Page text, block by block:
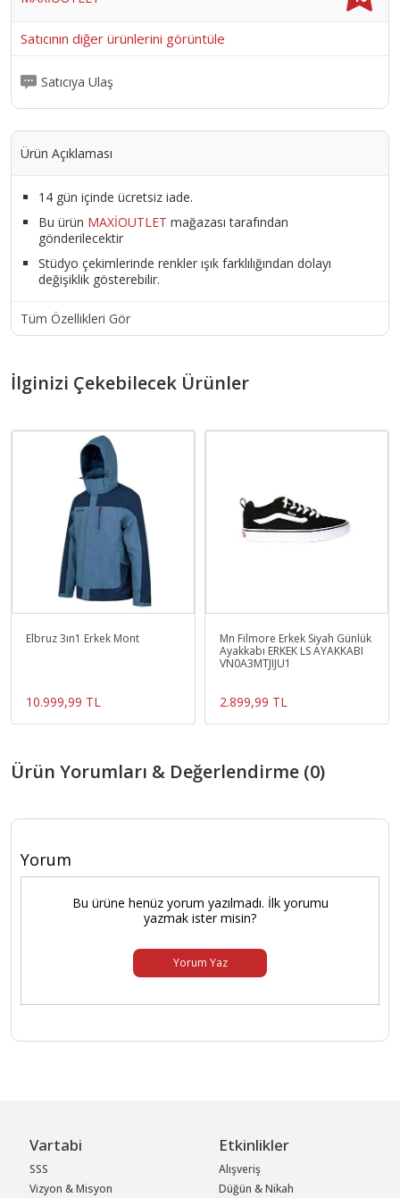
Satıcının diğer ürünlerini görüntüle
Satıcıya Ulaş
Ürün Açıklaması
14 gün içinde ücretsiz iade.
Bu ürün MAXİOUTLET mağazası tarafından
gönderilecektir
Stüdyo çekimlerinde renkler ışık farklılığından dolayı
değişiklik gösterebilir.
Tüm Özellikleri Gör
İlginizi Çekebilecek Ürünler
Elbruz 3ın1 Erkek Mont
10.999,99 TL
Mn Filmore Erkek Siyah Günlük
Ayakkabı ERKEK LS AYAKKABI
VN0A3MTJIJU1
2.899,99 TL
Ürün Yorumları & Değerlendirme (0)
Yorum
Bu ürüne henüz yorum yazılmadı. İlk yorumu
yazmak ister misin?
Yorum Yaz
Vartabi
SSS
Vizyon & Misyon
Etkinlikler
Alışveriş
Düğün & Nikah